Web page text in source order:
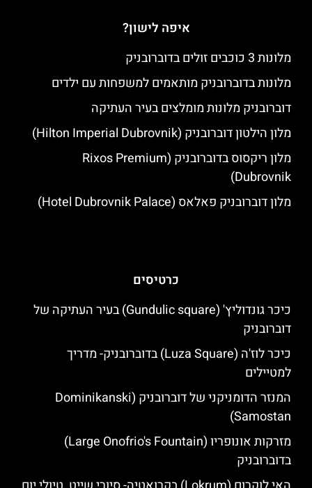
איפה לישון?
מלונות 3 כוכבים זולים בדוברובניק
מלונות בדוברובניק מותאמים למשפחות עם ילדים
דוברובניק מלונות מומלצים בעיר העתיקה
מלון הילטון דוברובניק (Hilton Imperial Dubrovnik)
מלון ריקסוס בדוברובניק (Rixos Premium
Dubrovnik)
מלון דוברובניק פאלאס (Hotel Dubrovnik Palace)
כרטיסים
כיכר גונדוליץ' (Gundulic square) בעיר העתיקה של
דוברובניק
כיכר לוז'ה (Luza Square) בדוברובניק- מדריך
למטיילים
המנזר הדומניקני של דוברובניק (Dominikanski
Samostan)
מזרקות אונופריו (Large Onofrio's Fountain)
בדוברובניק